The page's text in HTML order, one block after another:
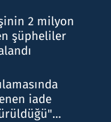
2 milyon
şüpheliler
iade